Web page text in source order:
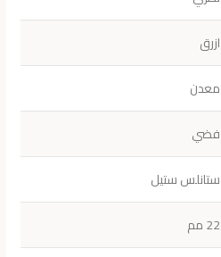
ازرق
معدن
فضي
ستانلس ستيل
22 مم